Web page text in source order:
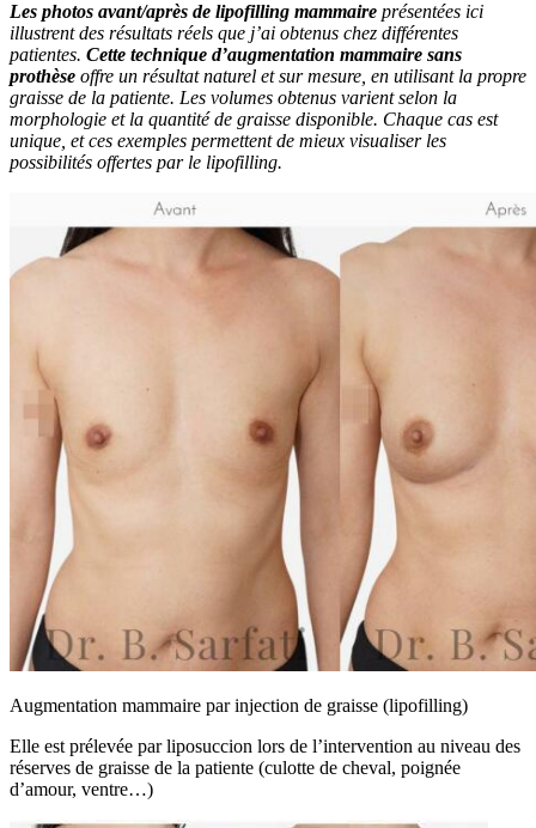
Les photos avant/après de lipofilling mammaire présentées ici
illustrent des résultats réels que j’ai obtenus chez différentes
patientes. Cette technique d’augmentation mammaire sans
prothèse offre un résultat naturel et sur mesure, en utilisant la propre
graisse de la patiente. Les volumes obtenus varient selon la
morphologie et la quantité de graisse disponible. Chaque cas est
unique, et ces exemples permettent de mieux visualiser les
possibilités offertes par le lipofilling.
Augmentation mammaire par injection de graisse (lipofilling)
Elle est prélevée par liposuccion lors de l’intervention au niveau des
réserves de graisse de la patiente (culotte de cheval, poignée
d’amour, ventre…)